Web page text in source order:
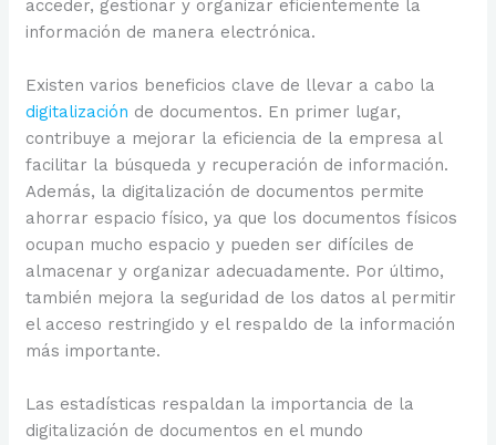
acceder, gestionar y organizar eficientemente la
información de manera electrónica.
Existen varios beneficios clave de llevar a cabo la
digitalización de documentos. En primer lugar,
contribuye a mejorar la eficiencia de la empresa al
facilitar la búsqueda y recuperación de información.
Además, la digitalización de documentos permite
ahorrar espacio físico, ya que los documentos físicos
ocupan mucho espacio y pueden ser difíciles de
almacenar y organizar adecuadamente. Por último,
también mejora la seguridad de los datos al permitir
el acceso restringido y el respaldo de la información
más importante.
Las estadísticas respaldan la importancia de la
digitalización de documentos en el mundo